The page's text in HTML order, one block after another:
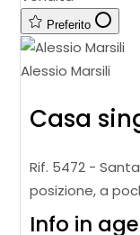
Preferito
Alessio Marsili
Rif. 5472 -
posizione, a
dall’ingresso
Info in